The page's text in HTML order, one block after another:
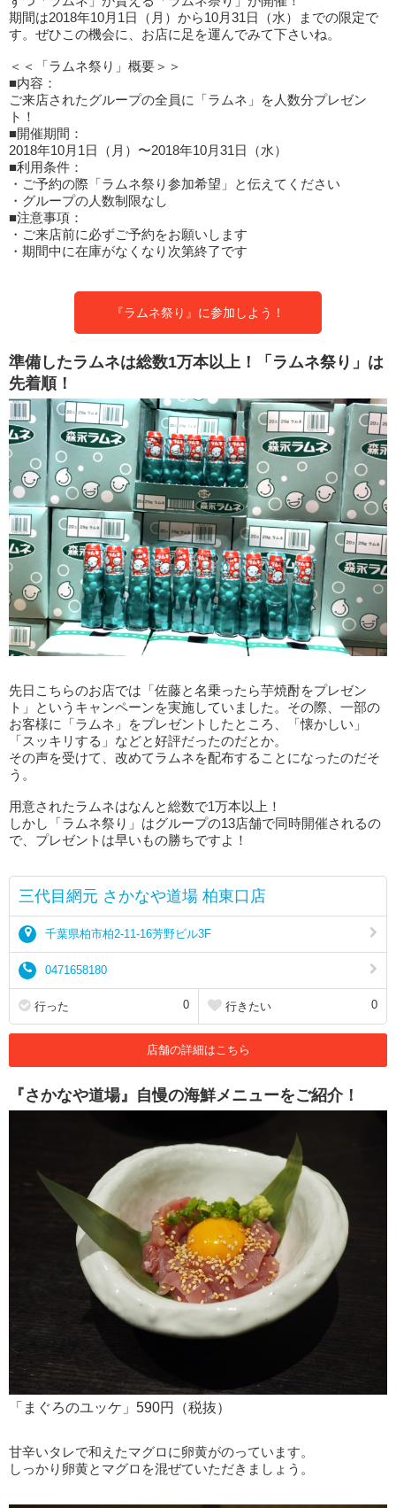
期間は2018年10月1日（月）から10月31日（水）までの限定で
す。ぜひこの機会に、お店に足を運んでみて下さいね。
＜＜「ラムネ祭り」概要＞＞
■内容：
ご来店されたグループの全員に「ラムネ」を人数分プレゼン
ト！
■開催期間：
2018年10月1日（月）〜2018年10月31日（水）
■利用条件：
・ご予約の際「ラムネ祭り参加希望」と伝えてください
・グループの人数制限なし
■注意事項：
・ご来店前に必ずご予約をお願いします
・期間中に在庫がなくなり次第終了です
『ラムネ祭り』に参加しよう！
準備したラムネは総数1万本以上！「ラムネ祭り」は
先着順！
先日こちらのお店では「佐藤と名乗ったら芋焼酎をプレゼン
ト」というキャンペーンを実施していました。その際、一部の
お客様に「ラムネ」をプレゼントしたところ、「懐かしい」
「スッキリする」などと好評だったのだとか。
その声を受けて、改めてラムネを配布することになったのだそ
う。
用意されたラムネはなんと総数で1万本以上！
しかし「ラムネ祭り」はグループの13店舗で同時開催されるの
で、プレゼントは早いもの勝ちですよ！
三代目網元 さかなや道場 柏東口店
千葉県柏市柏2-11-16芳野ビル3F
0471658180
行った 0 行きたい 0
店舗の詳細はこちら
『さかなや道場』自慢の海鮮メニューをご紹介！
「まぐろのユッケ」590円（税抜）
甘辛いタレで和えたマグロに卵黄がのっています。
しっかり卵黄とマグロを混ぜていただきましょう。